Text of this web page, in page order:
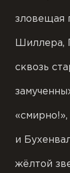
зловещая
Шиллера,
сквозь
«смирно!»,
и
жёлтой